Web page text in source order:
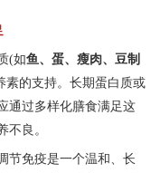
(如鱼、蛋、瘦肉、豆制
素的支持。长期蛋白质或
通过多样化膳食满足这
不良。
免疫是一个温和、长